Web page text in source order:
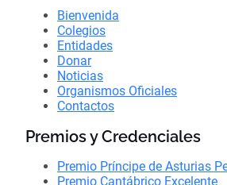
Bienvenida
Colegios
Entidades
Donar
Noticias
Organismos Oficiales
Contactos
Premios y Credenciales
Premio Príncipe de Asturias
Premio Cantábrico Excelente